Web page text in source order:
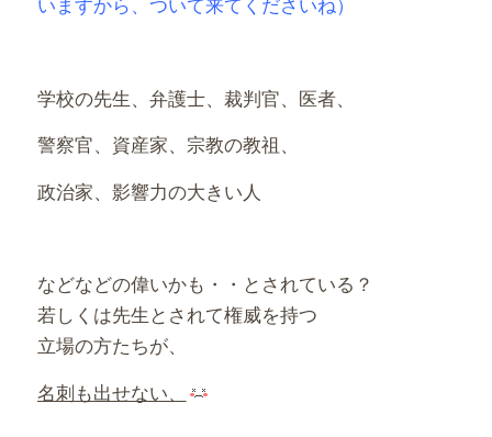
学校の先生、弁護士、裁判官、医者、
警察官、資産家、宗教の教祖、
政治家、影響力の大きい人
などなどの偉いかも・・とされている？
若しくは先生とされて権威を持つ
立場の方たちが、
名刺も出せない、